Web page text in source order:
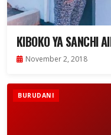
KIBOKO YA SANCHI
November 2, 2018
BURUDANI